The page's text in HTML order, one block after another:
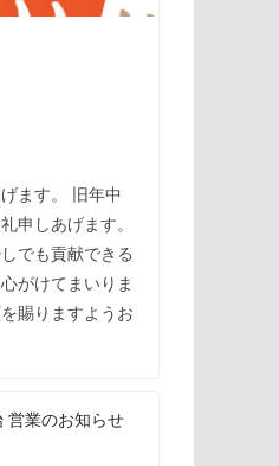
ます。 旧年中
申しあげます。
でも貢献できる
がけてまいりま
賜りますようお
営業のお知らせ